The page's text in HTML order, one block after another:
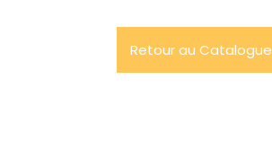
Retour au Catalogue